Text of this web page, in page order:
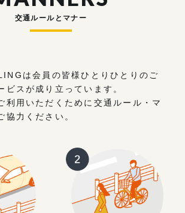
交通ルールとマナー
は会員の皆様ひとりひとりのご
ビスが成り立っています。
利用いただくために交通ルール・マ
協力ください。